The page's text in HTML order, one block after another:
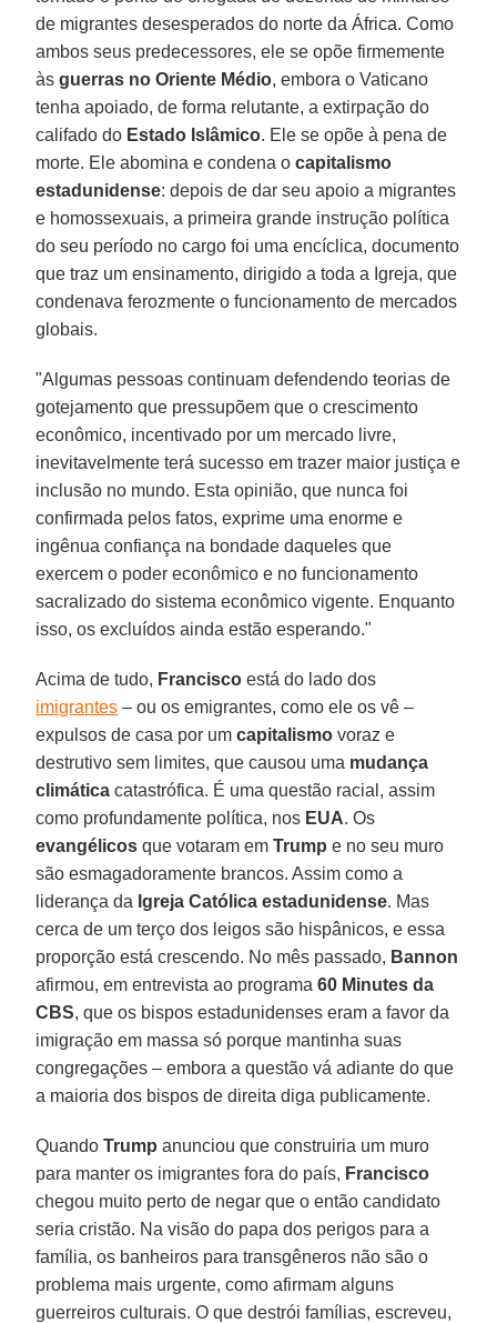
de migrantes desesperados do norte da África. Como
ambos seus predecessores, ele se opõe firmemente
àsguerras no Oriente Médio, embora o Vaticano
tenha apoiado, de forma relutante, a extirpação do
califado do Estado Islâmico. Ele se opõe à pena de
morte. Ele abomina e condena ocapitalismo
estadunidense: depois de dar seu apoio a migrantes
e homossexuais, a primeira grande instrução política
do seu período no cargo foi uma encíclica, documento
que traz um ensinamento, dirigido a toda a Igreja, que
condenava ferozmente o funcionamento de mercados
globais.
"Algumas pessoas continuam defendendo teorias de
gotejamento que pressupõem que o crescimento
econômico, incentivado por um mercado livre,
inevitavelmente terá sucesso em trazer maior justiça e
inclusão no mundo. Esta opinião, que nunca foi
confirmada pelos fatos, exprime uma enorme e
ingênua confiança na bondade daqueles que
exercem o poder econômico e no funcionamento
sacralizado do sistema econômico vigente. Enquanto
isso, os excluídos ainda estão esperando."
Acima de tudo, Francisco está do lado dos
imigrantes – ou os emigrantes, como ele os vê –
expulsos de casa por umcapitalismo voraz e
destrutivo sem limites, que causou uma mudança
climática catastrófica. É uma questão racial, assim
como profundamente política, nos EUA. Os
evangélicos que votaram emTrump e no seu muro
são esmagadoramente brancos. Assim como a
liderança da Igreja Católica estadunidense. Mas
cerca de um terço dos leigos são hispânicos, e essa
proporção está crescendo. No mês passado, Bannon
afirmou, em entrevista ao programa60 Minutes da
CBS, que os bispos estadunidenses eram a favor da
imigração em massa só porque mantinha suas
congregações – embora a questão vá adiante do que
a maioria dos bispos de direita diga publicamente.
QuandoTrump anunciou que construiria um muro
para manter os imigrantes fora do país, Francisco
chegou muito perto de negar que o então candidato
seria cristão. Na visão do papa dos perigos para a
família, os banheiros para transgêneros não são o
problema mais urgente, como afirmam alguns
guerreiros culturais. O que destrói famílias, escreveu,